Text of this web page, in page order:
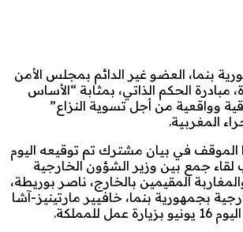
بنما، العضو غير الدائم بمجلس الأمن
مبادرة الحكم الذاتي، بمثابة “الأساس
وواقعية من أجل تسوية النزاع”
المغربية.
الموقف في بيان مشترك تم توقيعه اليوم
لقاء جمع بين وزير الشؤون الخارجية
المقيمين بالخارج، ناصر بوريطة،
بجمهورية بنما، خافيير مارتينيز-آشا
للمملكة.